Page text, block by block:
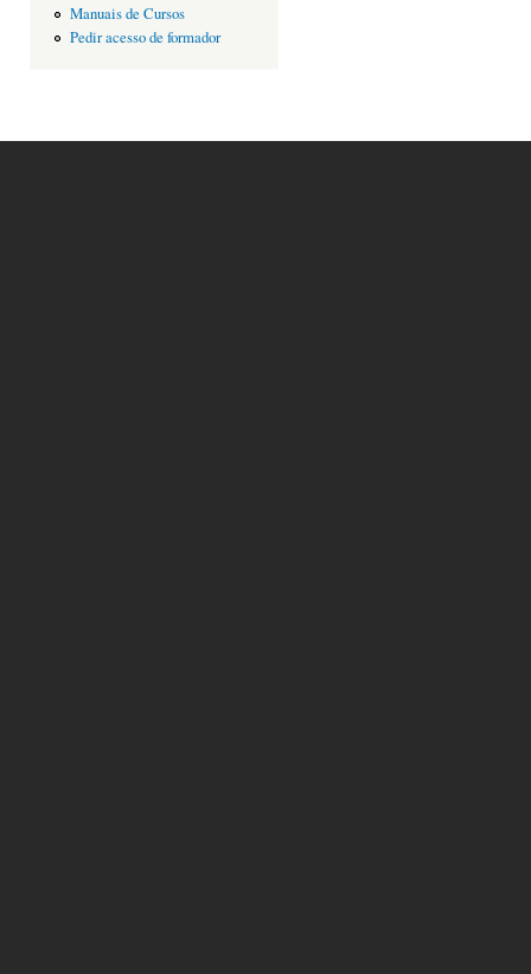
Manuais de Cursos
Pedir acesso de formador